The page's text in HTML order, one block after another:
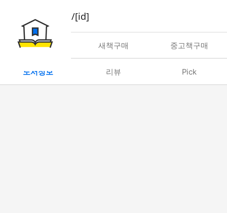
book/rent/[id]
대여 새책구매 중고책구매
도서정보 리뷰 Pick